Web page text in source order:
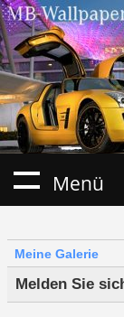
Menü
Meine Galerie
Melden Sie